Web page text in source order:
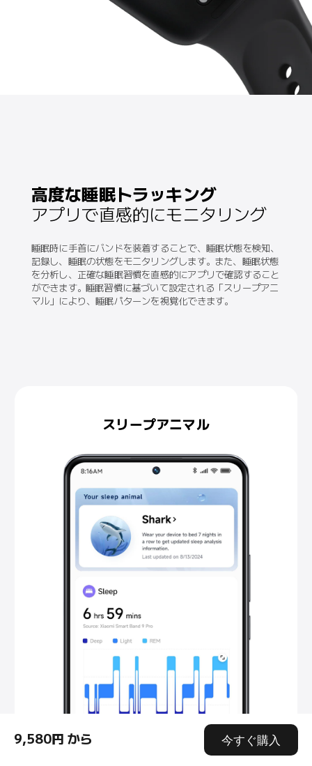
9,580円 から 今すぐ購入
高度な睡眠トラッキング
アプリで直感的にモニタリング
睡眠時に手首にバンドを装着することで、睡眠状態を検知、
記録し、睡眠の状態をモニタリングします。また、睡眠状態
を分析し、正確な睡眠習慣を直感的にアプリで確認すること
ができます。睡眠習慣に基づいて設定される「スリープアニ
マル」により、睡眠パターンを視覚化できます。
睡眠分析